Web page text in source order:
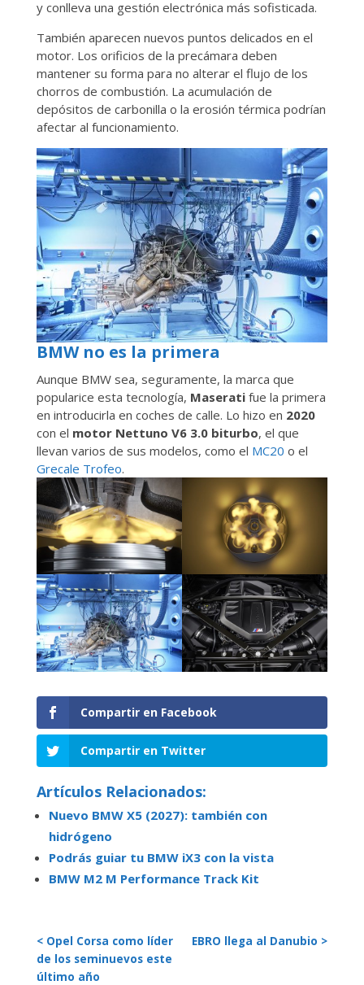
y conlleva una gestión electrónica más sofisticada.
También aparecen nuevos puntos delicados en el
motor. Los orificios de la precámara deben
mantener su forma para no alterar el flujo de los
chorros de combustión. La acumulación de
depósitos de carbonilla o la erosión térmica podrían
afectar al funcionamiento.
BMW no es la primera
Aunque BMW sea, seguramente, la marca que
popularice esta tecnología, Maserati fue la primera
en introducirla en coches de calle. Lo hizo en 2020
con el motor Nettuno V6 3.0 biturbo, el que
llevan varios de sus modelos, como el MC20 o el
Grecale Trofeo.
Compartir en Facebook
Compartir en Twitter
Artículos Relacionados:
Nuevo BMW X5 (2027): también con
hidrógeno
Podrás guiar tu BMW iX3 con la vista
BMW M2 M Performance Track Kit
< Opel Corsa como líder
de los seminuevos este
último año
EBRO llega al Danubio >